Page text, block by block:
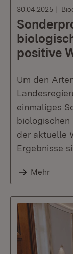
30.04.2025
positive
Um den
einmaliges
der aktuelle
Ergebnisse
Mehr